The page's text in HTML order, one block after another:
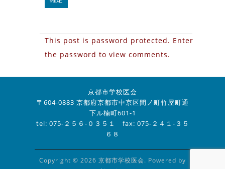
This post is password protected. Enter
the password to view comments.
京都市学校医会
〒604-0883 京都府京都市中京区間ノ町竹屋町通
下ル楠町601-1
tel: 075-２５６-０３５１ fax: 075-２４１-３５
６８
Copyright © 2026 京都市学校医会. Powered by